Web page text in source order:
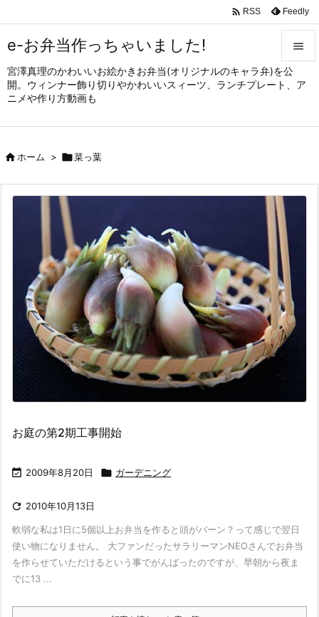
e-お弁当作っちゃいました!
宮澤真理のかわいいお絵かきお弁当(オリジナルのキャラ弁)を公
開。ウィンナー飾り切りやかわいいスィーツ、ランチプレート、ア
ニメや作り方動画も


メニュ
サイド

次へ
 RSS Feedly
ホーム > 菜っ葉
お庭の第2期工事開始
 2009年8月20日  ガーデニング
 2010年10月13日
軟弱な私は1日に5個以上お弁当を作ると頭がバーン？って感じで翌日
使い物になりません。 大ファンだったサラリーマンNEOさんでお弁当
を作らせていただけるという事でがんばったのですが、早朝から夜ま
でに13 ...